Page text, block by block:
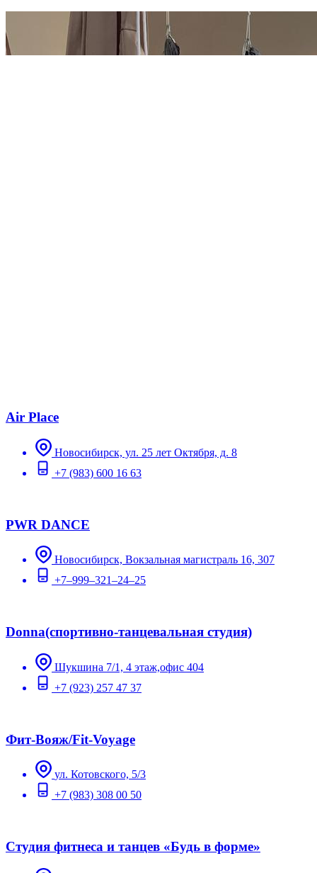
Air Place
Новосибирск, ул. 25 лет Октября, д. 8
+7 (983) 600 16 63
PWR DANCE
Новосибирск, Вокзальная магистраль 16, 307
+7‒999‒321‒24‒25
Donna(спортивно-танцевальная студия)
Шукшина 7/1, 4 этаж,офис 404
+7 (923) 257 47 37
Фит-Вояж/Fit-Voyage
ул. Котовского, 5/3
+7 (983) 308 00 50
Студия фитнеса и танцев «Будь в форме»